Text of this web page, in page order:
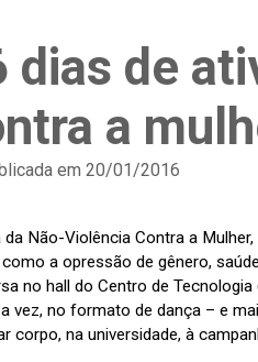
dias de
a
em 20/01/2016
da Não-Violência Contra a
a opressão de gênero,
no hall do Centro de
vez, no formato de dança – e
corpo, na universidade, à